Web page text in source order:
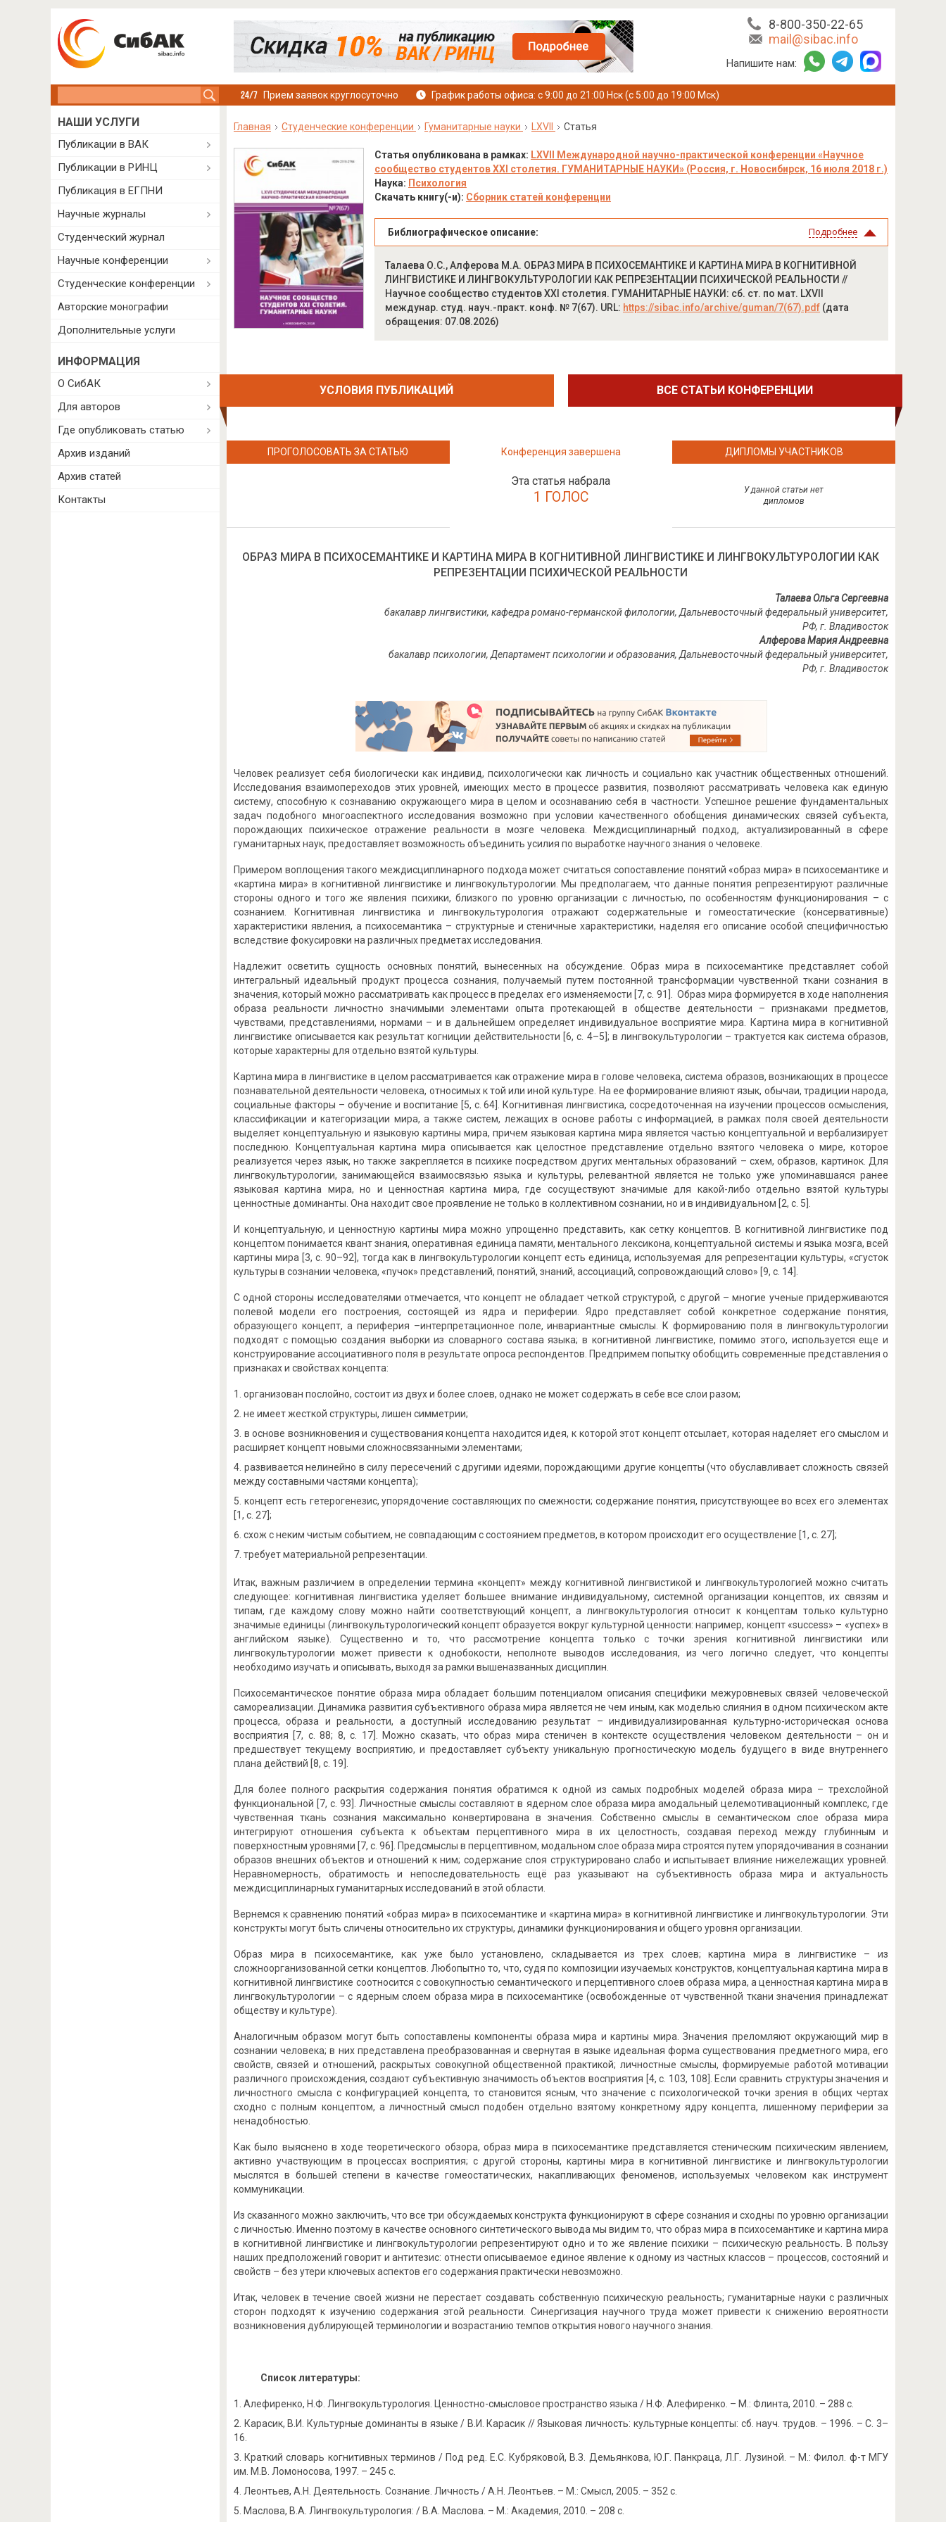
8-800-350-22-65
mail@sibac.info
Напишите нам:
Прием заявок круглосуточно График работы офиса: с 9:00 до 21:00 Нск (с 5:00 до 19:00 Мск)
Главная Студенческие конференции Гуманитарные науки LXVII Статья
Статья опубликована в рамках: LXVII Международной научно-практической конференции «Научное
сообщество студентов XXI столетия. ГУМАНИТАРНЫЕ НАУКИ» (Россия, г. Новосибирск, 16 июля 2018 г.)
Наука: Психология
Скачать книгу(-и): Сборник статей конференции
Библиографическое описание: Подробнее
Талаева О.С., Алферова М.А. ОБРАЗ МИРА В ПСИХОСЕМАНТИКЕ И КАРТИНА МИРА В КОГНИТИВНОЙ
ЛИНГВИСТИКЕ И ЛИНГВОКУЛЬТУРОЛОГИИ КАК РЕПРЕЗЕНТАЦИИ ПСИХИЧЕСКОЙ РЕАЛЬНОСТИ //
Научное сообщество студентов XXI столетия. ГУМАНИТАРНЫЕ НАУКИ: сб. ст. по мат. LXVII
междунар. студ. науч.-практ. конф. № 7(67). URL: https://sibac.info/archive/guman/7(67).pdf(дата
обращения: 07.08.2026)
УСЛОВИЯ ПУБЛИКАЦИЙ ВСЕ СТАТЬИ КОНФЕРЕНЦИИ
ПРОГОЛОСОВАТЬ ЗА СТАТЬЮ Конференция завершена
Эта статья набрала
1 ГОЛОС
ДИПЛОМЫ УЧАСТНИКОВ
У данной статьи нет
дипломов
ОБРАЗ МИРА В ПСИХОСЕМАНТИКЕ И КАРТИНА МИРА В КОГНИТИВНОЙ ЛИНГВИСТИКЕ И ЛИНГВОКУЛЬТУРОЛОГИИ КАК
РЕПРЕЗЕНТАЦИИ ПСИХИЧЕСКОЙ РЕАЛЬНОСТИ
Талаева Ольга Сергеевна
бакалавр лингвистики, кафедра романо-германской филологии, Дальневосточный федеральный университет,
РФ, г. Владивосток
Алферова Мария Андреевна
бакалавр психологии, Департамент психологии и образования, Дальневосточный федеральный университет,
РФ, г. Владивосток
Человек реализует себя биологически как индивид, психологически как личность и социально как участник общественных отношений.
Исследования взаимопереходов этих уровней, имеющих место в процессе развития, позволяют рассматривать человека как единую
систему, способную к сознаванию окружающего мира в целом и осознаванию себя в частности. Успешное решение фундаментальных
задач подобного многоаспектного исследования возможно при условии качественного обобщения динамических связей субъекта,
порождающих психическое отражение реальности в мозге человека. Междисциплинарный подход, актуализированный в сфере
гуманитарных наук, предоставляет возможность объединить усилия по выработке научного знания о человеке.
Примером воплощения такого междисциплинарного подхода может считаться сопоставление понятий «образ мира» в психосемантике и
«картина мира» в когнитивной лингвистике и лингвокультурологии. Мы предполагаем, что данные понятия репрезентируют различные
стороны одного и того же явления психики, близкого по уровню организации с личностью, по особенностям функционирования – с
сознанием. Когнитивная лингвистика и лингвокультурология отражают содержательные и гомеостатические (консервативные)
характеристики явления, а психосемантика – структурные и стеничные характеристики, наделяя его описание особой специфичностью
вследствие фокусировки на различных предметах исследования.
Надлежит осветить сущность основных понятий, вынесенных на обсуждение. Образ мира в психосемантике представляет собой
интегральный идеальный продукт процесса сознания, получаемый путем постоянной трансформации чувственной ткани сознания в
значения, который можно рассматривать как процесс в пределах его изменяемости [7, с. 91]. Образ мира формируется в ходе наполнения
образа реальности личностно значимыми элементами опыта протекающей в обществе деятельности – признаками предметов,
чувствами, представлениями, нормами – и в дальнейшем определяет индивидуальное восприятие мира. Картина мира в когнитивной
лингвистике описывается как результат когниции действительности [6, с. 4–5]; в лингвокультурологии – трактуется как система образов,
которые характерны для отдельно взятой культуры.
Картина мира в лингвистике в целом рассматривается как отражение мира в голове человека, система образов, возникающих в процессе
познавательной деятельности человека, относимых к той или иной культуре. На ее формирование влияют язык, обычаи, традиции народа,
социальные факторы – обучение и воспитание [5, с. 64]. Когнитивная лингвистика, сосредоточенная на изучении процессов осмысления,
классификации и категоризации мира, а также систем, лежащих в основе работы с информацией, в рамках поля своей деятельности
выделяет концептуальную и языковую картины мира, причем языковая картина мира является частью концептуальной и вербализирует
последнюю. Концептуальная картина мира описывается как целостное представление отдельно взятого человека о мире, которое
реализуется через язык, но также закрепляется в психике посредством других ментальных образований – схем, образов, картинок. Для
лингвокультурологии, занимающейся взаимосвязью языка и культуры, релевантной является не только уже упоминавшаяся ранее
языковая картина мира, но и ценностная картина мира, где сосуществуют значимые для какой-либо отдельно взятой культуры
ценностные доминанты. Она находит свое проявление не только в коллективном сознании, но и в индивидуальном [2, с. 5].
И концептуальную, и ценностную картины мира можно упрощенно представить, как сетку концептов. В когнитивной лингвистике под
концептом понимается квант знания, оперативная единица памяти, ментального лексикона, концептуальной системы и языка мозга, всей
картины мира [3, с. 90–92], тогда как в лингвокультурологии концепт есть единица, используемая для репрезентации культуры, «сгусток
культуры в сознании человека, «пучок» представлений, понятий, знаний, ассоциаций, сопровождающий слово» [9, с. 14].
С одной стороны исследователями отмечается, что концепт не обладает четкой структурой, с другой – многие ученые придерживаются
полевой модели его построения, состоящей из ядра и периферии. Ядро представляет собой конкретное содержание понятия,
образующего концепт, а периферия –интерпретационное поле, инвариантные смыслы. К формированию поля в лингвокультурологии
подходят с помощью создания выборки из словарного состава языка; в когнитивной лингвистике, помимо этого, используется еще и
конструирование ассоциативного поля в результате опроса респондентов. Предпримем попытку обобщить современные представления о
признаках и свойствах концепта:
организован послойно, состоит из двух и более слоев, однако не может содержать в себе все слои разом;
не имеет жесткой структуры, лишен симметрии;
в основе возникновения и существования концепта находится идея, к которой этот концепт отсылает, которая наделяет его смыслом и
расширяет концепт новыми сложносвязанными элементами;
развивается нелинейно в силу пересечений с другими идеями, порождающими другие концепты (что обуславливает сложность связей
между составными частями концепта);
концепт есть гетерогенезис, упорядочение составляющих по смежности; содержание понятия, присутствующее во всех его элементах
[1, с. 27];
схож с неким чистым событием, не совпадающим с состоянием предметов, в котором происходит его осуществление [1, с. 27];
требует материальной репрезентации.
Итак, важным различием в определении термина «концепт» между когнитивной лингвистикой и лингвокультурологией можно считать
следующее: когнитивная лингвистика уделяет большее внимание индивидуальному, системной организации концептов, их связям и
типам, где каждому слову можно найти соответствующий концепт, а лингвокультурология относит к концептам только культурно
значимые единицы (лингвокультурологический концепт образуется вокруг культурной ценности: например, концепт «success» – «успех» в
английском языке). Существенно и то, что рассмотрение концепта только с точки зрения когнитивной лингвистики или
лингвокультурологии может привести к однобокости, неполноте выводов исследования, из чего логично следует, что концепты
необходимо изучать и описывать, выходя за рамки вышеназванных дисциплин.
Психосемантическое понятие образа мира обладает большим потенциалом описания специфики межуровневых связей человеческой
самореализации. Динамика развития субъективного образа мира является не чем иным, как моделью слияния в одном психическом акте
процесса, образа и реальности, а доступный исследованию результат – индивидуализированная культурно-историческая основа
восприятия [7, с. 88; 8, с. 17]. Можно сказать, что образ мира стеничен в контексте осуществления человеком деятельности – он и
предшествует текущему восприятию, и предоставляет субъекту уникальную прогностическую модель будущего в виде внутреннего
плана действий [8, с. 19].
Для более полного раскрытия содержания понятия обратимся к одной из самых подробных моделей образа мира – трехслойной
функциональной [7, с. 93]. Личностные смыслы составляют в ядерном слое образа мира амодальный целемотивационный комплекс, где
чувственная ткань сознания максимально конвертирована в значения. Собственно смыслы в семантическом слое образа мира
интегрируют отношения субъекта к объектам перцептивного мира в их целостность, создавая переход между глубинным и
поверхностным уровнями [7, с. 96]. Предсмыслы в перцептивном, модальном слое образа мира строятся путем упорядочивания в сознании
образов внешних объектов и отношений к ним; содержание слоя структурировано слабо и испытывает влияние нижележащих уровней.
Неравномерность, обратимость и непоследовательность ещё раз указывают на субъективность образа мира и актуальность
междисциплинарных гуманитарных исследований в этой области.
Вернемся к сравнению понятий «образ мира» в психосемантике и «картина мира» в когнитивной лингвистике и лингвокультурологии. Эти
конструкты могут быть сличены относительно их структуры, динамики функционирования и общего уровня организации.
Образ мира в психосемантике, как уже было установлено, складывается из трех слоев; картина мира в лингвистике – из
сложноорганизованной сетки концептов. Любопытно то, что, судя по композиции изучаемых конструктов, концептуальная картина мира в
когнитивной лингвистике соотносится с совокупностью семантического и перцептивного слоев образа мира, а ценностная картина мира в
лингвокультурологии – с ядерным слоем образа мира в психосемантике (освобожденные от чувственной ткани значения принадлежат
обществу и культуре).
Аналогичным образом могут быть сопоставлены компоненты образа мира и картины мира. Значения преломляют окружающий мир в
сознании человека; в них представлена преобразованная и свернутая в языке идеальная форма существования предметного мира, его
свойств, связей и отношений, раскрытых совокупной общественной практикой; личностные смыслы, формируемые работой мотивации
различного происхождения, создают субъективную значимость объектов восприятия [4, с. 103, 108]. Если сравнить структуры значения и
личностного смысла с конфигурацией концепта, то становится ясным, что значение с психологической точки зрения в общих чертах
сходно с полным концептом, а личностный смысл подобен отдельно взятому конкретному ядру концепта, лишенному периферии за
ненадобностью.
Как было выяснено в ходе теоретического обзора, образ мира в психосемантике представляется стеническим психическим явлением,
активно участвующим в процессах восприятия; с другой стороны, картины мира в когнитивной лингвистике и лингвокультурологии
мыслятся в большей степени в качестве гомеостатических, накапливающих феноменов, используемых человеком как инструмент
коммуникации.
Из сказанного можно заключить, что все три обсуждаемых конструкта функционируют в сфере сознания и сходны по уровню организации
с личностью. Именно поэтому в качестве основного синтетического вывода мы видим то, что образ мира в психосемантике и картина мира
в когнитивной лингвистике и лингвокультурологии репрезентируют одно и то же явление психики – психическую реальность. В пользу
наших предположений говорит и антитезис: отнести описываемое единое явление к одному из частных классов – процессов, состояний и
свойств – без утери ключевых аспектов его содержания практически невозможно.
Итак, человек в течение своей жизни не перестает создавать собственную психическую реальность; гуманитарные науки с различных
сторон подходят к изучению содержания этой реальности. Синергизация научного труда может привести к снижению вероятности
возникновения дублирующей терминологии и возрастанию темпов открытия нового научного знания.
Список литературы:
Алефиренко, Н.Ф. Лингвокультурология. Ценностно-смысловое пространство языка / Н.Ф. Алефиренко. – М.: Флинта, 2010. – 288 с.
Карасик, В.И. Культурные доминанты в языке / В.И. Карасик // Языковая личность: культурные концепты: сб. науч. трудов. – 1996. – С. 3–
16.
Краткий словарь когнитивных терминов / Под ред. Е.С. Кубряковой, В.З. Демьянкова, Ю.Г. Панкраца, Л.Г. Лузиной. – М.: Филол. ф-т МГУ
им. М.В. Ломоносова, 1997. – 245 с.
Леонтьев, А.Н. Деятельность. Сознание. Личность / А.Н. Леонтьев. – М.: Смысл, 2005. – 352 с.
Маслова, В.А. Лингвокультурология: / В.А. Маслова. – М.: Академия, 2010. – 208 с.
НАШИ УСЛУГИ
Публикации в ВАК
Публикации в РИНЦ
Публикация в ЕГПНИ
Научные журналы
Студенческий журнал
Научные конференции
Студенческие конференции
Авторские монографии
Дополнительные услуги
ИНФОРМАЦИЯ
О СибАК
Для авторов
Где опубликовать статью
Архив изданий
Архив статей
Контакты